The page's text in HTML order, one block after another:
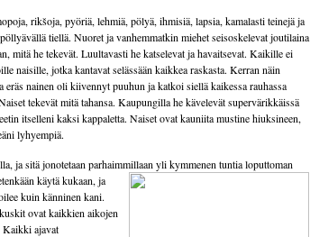
rikšoja, pyöriä, lehmiä, pölyä, ihmisiä, lapsia, kamalasti teinejä ja
tiellä. Nuoret ja vanhemmatkin miehet seisoskelevat joutilaina
mitä he tekevät. Luultavasti he katselevat ja havaitsevat. Kaikille ei
naisille, jotka kantavat selässään kaikkea raskasta. Kerran näin
nainen oli kiivennyt puuhun ja katkoi siellä kaikessa rauhassa
tekevät mitä tahansa. Kaupungilla he kävelevät supervärikkäissä
itselleni kaksi kappaletta. Naiset ovat kauniita mustine hiuksineen,
lyhyempiä.
ja sitä jonotetaan parhaimmillaan yli kymmenen tuntia loputtoman
käytä kukaan, ja
kuin känninen kani.
ovat kaikkien aikojen
Kaikki ajavat